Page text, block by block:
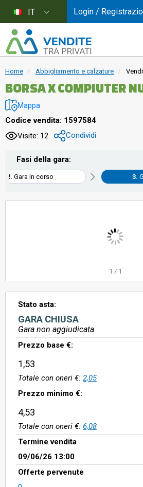
Home Abbigliamento e calzature
BORSA X COMPIUTER
Mappa
Codice vendita: 1597584
Visite: 12
Condividi
Fasi della gara:
Gara in corso
1 / 1
Stato asta:
GARA CHIUSA
Gara non aggiudicata
Prezzo base €:
1,53
Totale con oneri €: 2,05
Prezzo minimo €:
4,53
Totale con oneri €: 6,08
Termine vendita
09/06/26 13:00
Offerte pervenute
IT Login /